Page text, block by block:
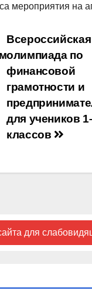
мероприятия на
олимпиада по
финансовой
грамотности и
для учеников
классов
для